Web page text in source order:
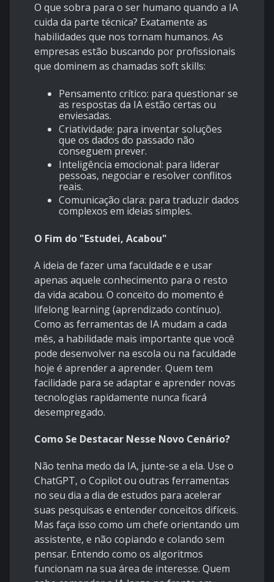
O que sobra para o ser humano quando a IA
cuida da parte técnica? Exatamente as
habilidades que nos tornam humanos. As
empresas estão buscando por profissionais
que dominem as chamadas soft skills:
Pensamento crítico: para questionar se
as respostas da IA estão certas ou
enviesadas.
Criatividade: para inventar soluções
que os dados do passado não
conseguem prever.
Inteligência emocional: para liderar
pessoas, negociar e resolver conflitos
reais.
Comunicação clara: para traduzir dados
complexos em ideias simples.
O Fim do "Estudei, Acabou"
A ideia de fazer uma faculdade e e usar
apenas aquele conhecimento para o resto
da vida acabou. O conceito do momento é
lifelong learning (aprendizado contínuo).
Como as ferramentas de IA mudam a cada
mês, a habilidade mais importante que você
pode desenvolver na escola ou na faculdade
hoje é aprender a aprender. Quem tem
facilidade para se adaptar e aprender novas
tecnologias rapidamente nunca ficará
desempregado.
Como Se Destacar Nesse Novo Cenário?
Não tenha medo da IA, junte-se a ela. Use o
ChatGPT, o Copilot ou outras ferramentas
no seu dia a dia de estudos para acelerar
suas pesquisas e entender conceitos difíceis.
Mas faça isso como um chefe orientando um
assistente, e não copiando e colando sem
pensar. Entendo como os algoritmos
funcionam na sua área de interesse. Quem